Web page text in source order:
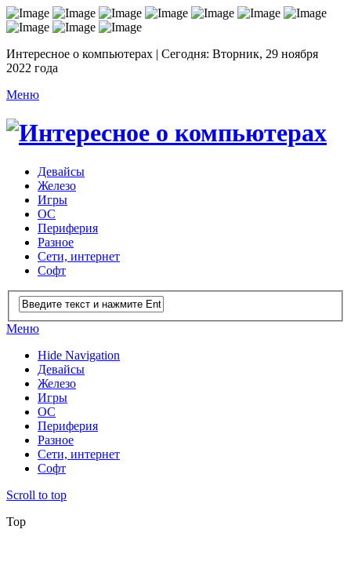
Интересное о компьютерах | Сегодня: Вторник, 29 ноября
2022 года
Меню
Девайсы
Железо
Игры
ОС
Периферия
Разное
Сети, интернет
Софт
Меню
Hide Navigation
Девайсы
Железо
Игры
ОС
Периферия
Разное
Сети, интернет
Софт
Scroll to top
Top